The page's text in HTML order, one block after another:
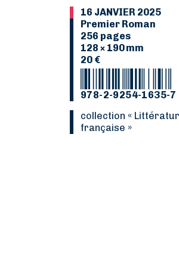
16 JANVIER 2025
Premier Roman
256 pages
128 × 190 mm
20 €
978-2-9254-1635-7
collection « Littérature
française »